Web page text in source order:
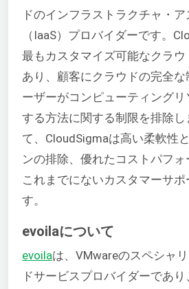
ドのインフラストラクチャ・
（IaaS）プロバイダーです。
最もカスタマイズ可能なクラ
あり、顧客にクラウドの完全
ーザーがコンピューティングリ
する方法に関する制限を排除
て、CloudSigmaは高い柔軟性
ンの排除、優れたコストパフ
これまでにないカスタマーサポ
す。
evoilaについて
evoilaは、VMwareのスペシャ
ドサービスプロバイダーであ